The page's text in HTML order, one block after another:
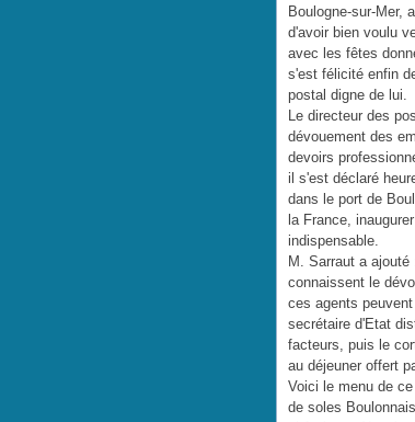
Boulogne-sur-Mer,
d'avoir bien voulu
avec les fêtes
s'est félicité enfin
postal digne de lui.
Le directeur des
dévouement des
devoirs
il s'est déclaré
dans le port de
la France,
indispensable.
M. Sarraut a
connaissent le
ces agents
secrétaire d'Etat
facteurs, puis le
au déjeuner offert
Voici le menu de
de soles